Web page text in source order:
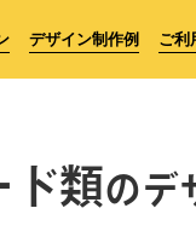
デザイン制作例 ご利
類のデ